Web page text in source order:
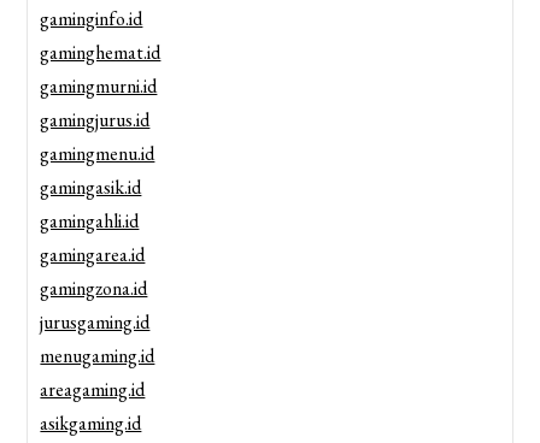
gaminginfo.id
gaminghemat.id
gamingmurni.id
gamingjurus.id
gamingmenu.id
gamingasik.id
gamingahli.id
gamingarea.id
gamingzona.id
jurusgaming.id
menugaming.id
areagaming.id
asikgaming.id